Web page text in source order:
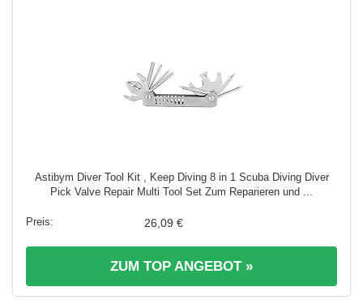
Astibym Diver Tool Kit , Keep Diving 8 in 1 Scuba Diving Diver
Pick Valve Repair Multi Tool Set Zum Reparieren und ...
26,09 €
ZUM TOP ANGEBOT »